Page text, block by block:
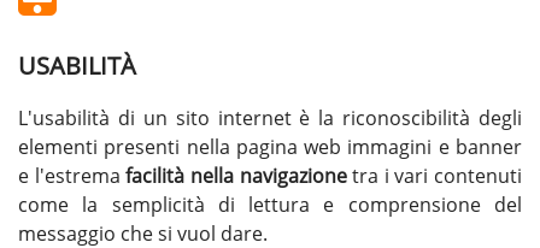
USABILITÀ
L'usabilità di un sito internet è la riconoscibilità degli
elementi presenti nella pagina web immagini e banner
e l'estremafacilità nella navigazionetra i vari contenuti
come la semplicità di lettura e comprensione del
messaggio che si vuol dare.